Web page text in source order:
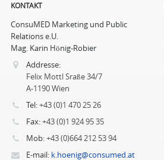
KONTAKT
ConsuMED Marketing und Public
Relations e.U.
Mag. Karin Hönig-Robier
Addresse:
Felix Mottl Sraße 34/7
A-1190 Wien
Tel:+43 (0)1 470 25 26
Fax:+43 (0)1 924 95 35
Mob:+43 (0)664 212 53 94
E-mail: k.hoenig@consumed.at